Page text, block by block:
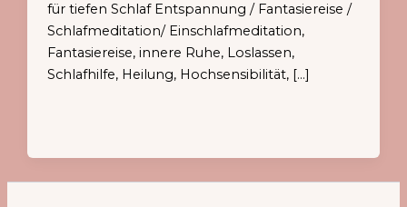
für tiefen Schlaf Entspannung / Fantasiereise /
Schlafmeditation/ Einschlafmeditation,
Fantasiereise, innere Ruhe, Loslassen,
Schlafhilfe, Heilung, Hochsensibilität, […]